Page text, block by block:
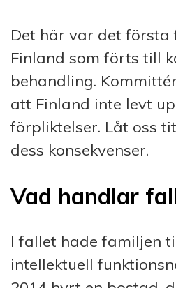
Det här var det
Finland som förts till
behandling.
att Finland inte levt
förpliktelser. Låt oss
dess konsekvenser.
Vad handlar
I fallet hade familjen
intellektuell